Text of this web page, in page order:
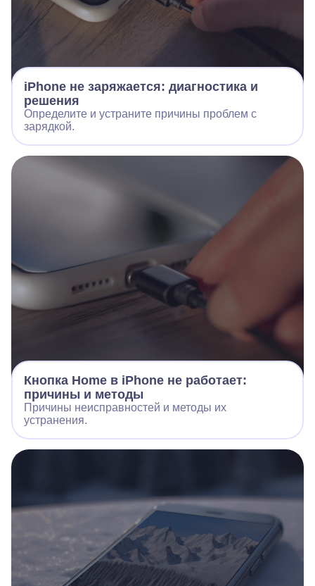
iPhone не заряжается: диагностика и
решения
Определите и устраните причины проблем с
зарядкой.
Кнопка Home в iPhone не работает:
причины и методы
Причины неисправностей и методы их
устранения.